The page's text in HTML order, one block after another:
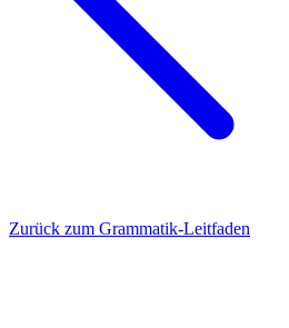
Zurück zum Grammatik-Leitfaden